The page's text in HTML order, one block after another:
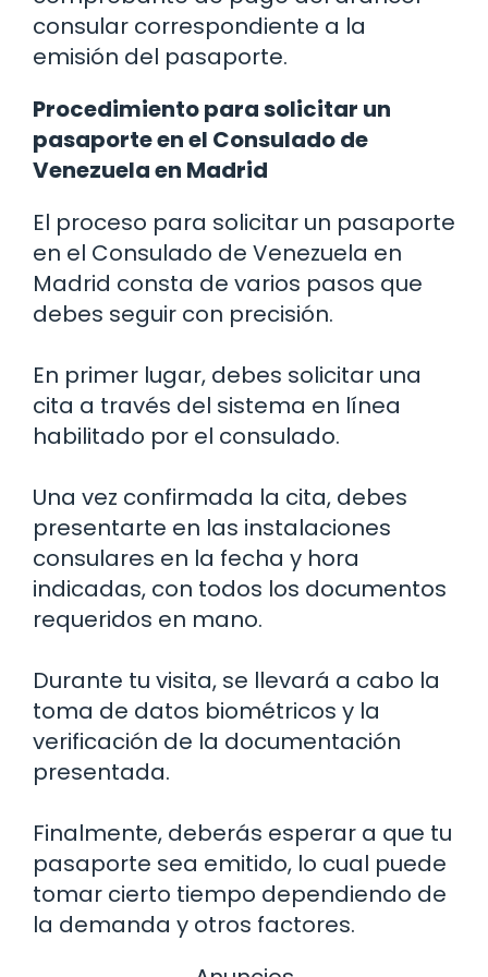
consular correspondiente a la
emisión del pasaporte.
Procedimiento para solicitar un
pasaporte en el Consulado de
Venezuela en Madrid
El proceso para solicitar un pasaporte
en el Consulado de Venezuela en
Madrid consta de varios pasos que
debes seguir con precisión.
En primer lugar, debes solicitar una
cita a través del sistema en línea
habilitado por el consulado.
Una vez confirmada la cita, debes
presentarte en las instalaciones
consulares en la fecha y hora
indicadas, con todos los documentos
requeridos en mano.
Durante tu visita, se llevará a cabo la
toma de datos biométricos y la
verificación de la documentación
presentada.
Finalmente, deberás esperar a que tu
pasaporte sea emitido, lo cual puede
tomar cierto tiempo dependiendo de
la demanda y otros factores.